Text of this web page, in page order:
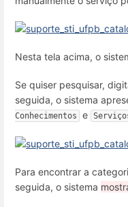
Nesta tela acima, o
Se quiser pesquisar,
seguida, o sistema
Conhecimentos
e
Para encontrar a
seguida, o sistema